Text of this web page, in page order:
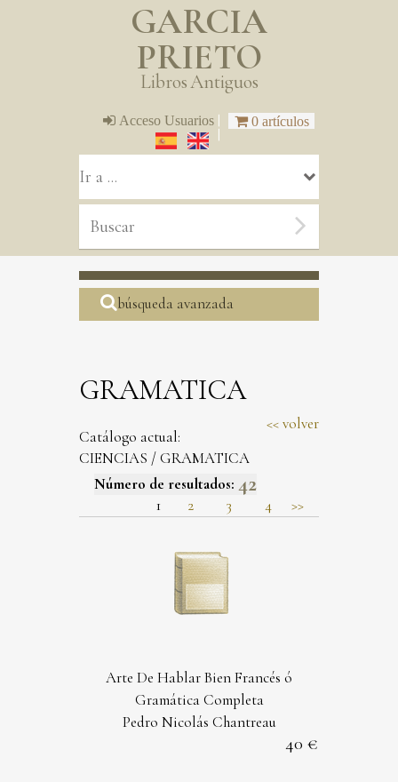
GARCIA
PRIETO
Libros Antiguos
0 artículos
Acceso Usuarios |
|
búsqueda avanzada
GRAMATICA
volver
Catálogo actual:
CIENCIAS /GRAMATICA
Número de resultados: 42
1 2 3 4 >>
Arte De Hablar Bien Francés ó
Gramática Completa
Pedro Nicolás Chantreau
40